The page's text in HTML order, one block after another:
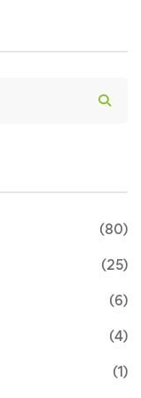
(80)
(25)
(6)
(4)
(1)